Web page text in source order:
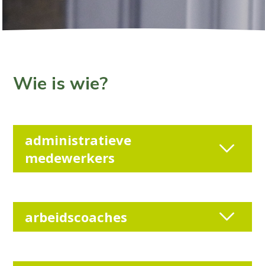
Wie is wie?
administratieve
medewerkers
arbeidscoaches